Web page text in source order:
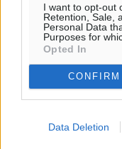
I want to opt-out
Retention, Sale,
Personal Data
Purposes for
Opted In
CONFIRM
Data Deletion